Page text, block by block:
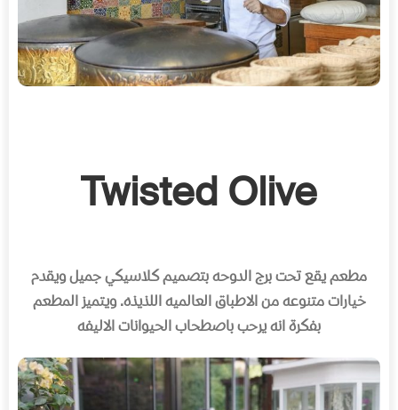
Twisted Olive
مطعم يقع تحت برج الدوحه بتصميم كلاسيكي جميل ويقدم
خيارات متنوعه من الاطباق العالميه اللذيذه.ويتميز المطعم
بفكرة انه يرحب باصطحاب الحيوانات الاليفه